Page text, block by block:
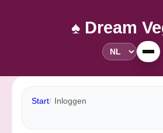
♠️ Dream
Start Inloggen